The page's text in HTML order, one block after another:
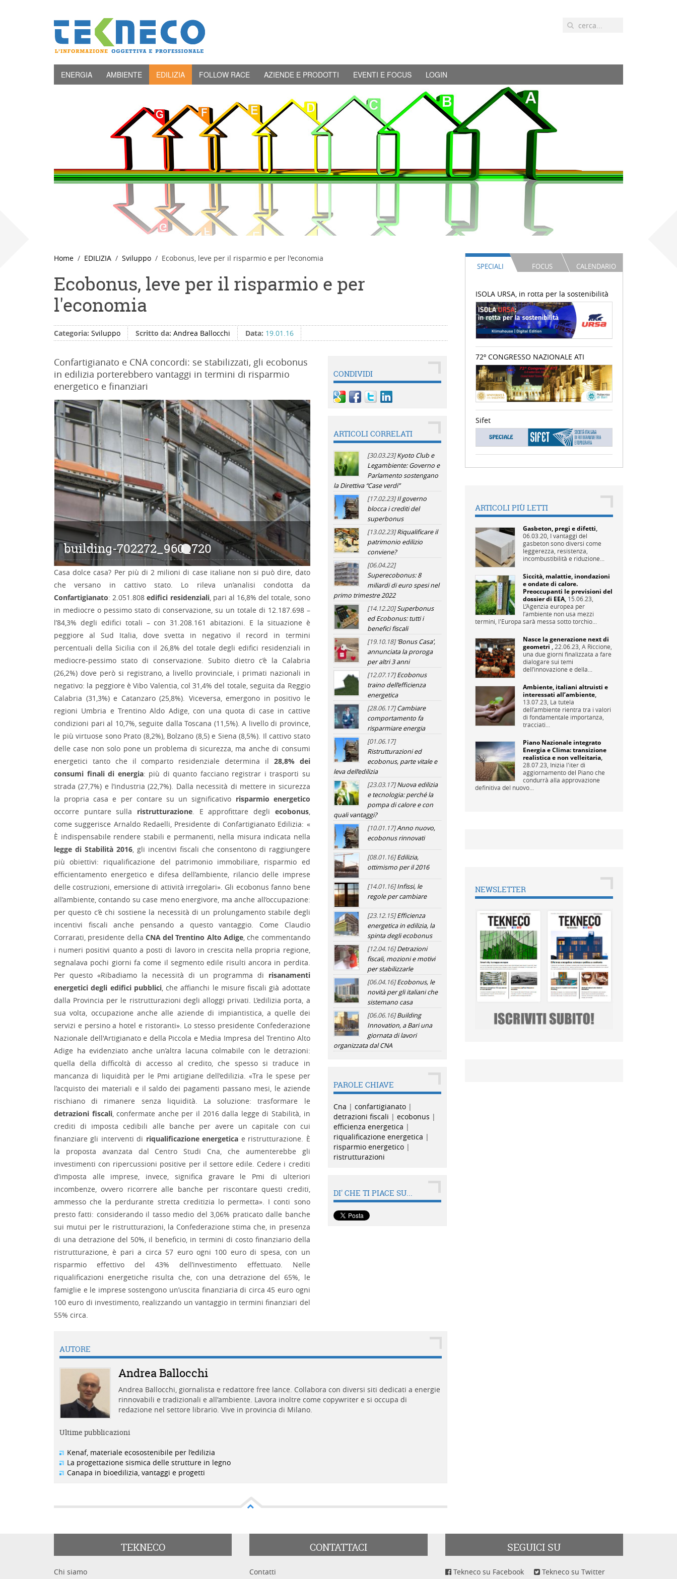
ENERGIA AMBIENTE EDILIZIA FOLLOW RACE AZIENDE E PRODOTTI EVENTI E FOCUS LOGIN
Home EDILIZIA Sviluppo Ecobonus, leve per il risparmio e per l'economia
Ecobonus, leve per il risparmio e per
l'economia
Categoria: Sviluppo Scritto da: Andrea Ballocchi Data: 19.01.16
Confartigianato e CNA concordi: se stabilizzati, gli ecobonus
in edilizia porterebbero vantaggi in termini di risparmio
energetico e finanziari
building-702272_960_720building-702272_960_720
Casa dolce casa? Per più di 2 milioni di case italiane non si può dire, dato
che versano in cattivo stato. Lo rileva un’analisi condotta da
Confartigianato: 2.051.808edifici residenziali, pari al 16,8% del totale, sono
in mediocre o pessimo stato di conservazione, su un totale di 12.187.698 –
l’84,3% degli edifici totali – con 31.208.161 abitazioni. E la situazione è
peggiore al Sud Italia, dove svetta in negativo il record in termini
percentuali della Sicilia con il 26,8% del totale degli edifici residenziali in
mediocre-pessimo stato di conservazione. Subito dietro c’è la Calabria
(26,2%) dove però si registrano, a livello provinciale, i primati nazionali in
negativo: la peggiore è Vibo Valentia, col 31,4% del totale, seguita da Reggio
Calabria (31,3%) e Catanzaro (25,8%). Viceversa, emergono in positivo le
regioni Umbria e Trentino Aldo Adige, con una quota di case in cattive
condizioni pari al 10,7%, seguite dalla Toscana (11,5%). A livello di province,
le più virtuose sono Prato (8,2%), Bolzano (8,5) e Siena (8,5%). Il cattivo stato
delle case non solo pone un problema di sicurezza, ma anche di consumi
energetici tanto che il comparto residenziale determina il 28,8% dei
consumi finali di energia: più di quanto facciano registrar i trasporti su
strada (27,7%) e l’industria (22,7%). Dalla necessità di mettere in sicurezza
la propria casa e per contare su un significativo risparmio energetico
occorre puntare sulla ristrutturazione. E approfittare degli ecobonus,
come suggerisce Arnaldo Redaelli, Presidente di Confartigianato Edilizia: «
È indispensabile rendere stabili e permanenti, nella misura indicata nella
legge di Stabilità 2016, gli incentivi fiscali che consentono di raggiungere
più obiettivi: riqualificazione del patrimonio immobiliare, risparmio ed
efficientamento energetico e difesa dell’ambiente, rilancio delle imprese
delle costruzioni, emersione di attività irregolari». Gli ecobonus fanno bene
all’ambiente, contando su case meno energivore, ma anche all’occupazione:
per questo c’è chi sostiene la necessità di un prolungamento stabile degli
incentivi fiscali anche pensando a questo vantaggio. Come Claudio
Corrarati, presidente della CNA del Trentino Alto Adige, che commentando
i numeri positivi quanto a posti di lavoro in crescita nella propria regione,
segnalava pochi giorni fa come il segmento edile risulti ancora in perdita.
Per questo «Ribadiamo la necessità di un programma di risanamenti
energetici degli edifici pubblici, che affianchi le misure fiscali già adottate
dalla Provincia per le ristrutturazioni degli alloggi privati. L’edilizia porta, a
sua volta, occupazione anche alle aziende di impiantistica, a quelle dei
servizi e persino a hotel e ristoranti». Lo stesso presidente Confederazione
Nazionale dell'Artigianato e della Piccola e Media Impresa del Trentino Alto
Adige ha evidenziato anche un’altra lacuna colmabile con le detrazioni:
quella della difficoltà di accesso al credito, che spesso si traduce in
mancanza di liquidità per le Pmi artigiane dell’edilizia. «Tra le spese per
l’acquisto dei materiali e il saldo dei pagamenti passano mesi, le aziende
rischiano di rimanere senza liquidità. La soluzione: trasformare le
detrazioni fiscali, confermate anche per il 2016 dalla legge di Stabilità, in
crediti di imposta cedibili alle banche per avere un capitale con cui
finanziare gli interventi di riqualificazione energetica e ristrutturazione. È
la proposta avanzata dal Centro Studi Cna, che aumenterebbe gli
investimenti con ripercussioni positive per il settore edile. Cedere i crediti
d’imposta alle imprese, invece, significa gravare le Pmi di ulteriori
incombenze, ovvero ricorrere alle banche per riscontare questi crediti,
ammesso che la perdurante stretta creditizia lo permetta». I conti sono
presto fatti: considerando il tasso medio del 3,06% praticato dalle banche
sui mutui per le ristrutturazioni, la Confederazione stima che, in presenza
di una detrazione del 50%, il beneficio, in termini di costo finanziario della
ristrutturazione, è pari a circa 57 euro ogni 100 euro di spesa, con un
risparmio effettivo del 43% dell’investimento effettuato. Nelle
riqualificazioni energetiche risulta che, con una detrazione del 65%, le
famiglie e le imprese sostengono un’uscita finanziaria di circa 45 euro ogni
100 euro di investimento, realizzando un vantaggio in termini finanziari del
55% circa.
CONDIVIDI
ARTICOLI CORRELATI
[30.03.23]Kyoto Club e
Legambiente: Governo e
Parlamento sostengano
la Direttiva “Case verdi”
[17.02.23]Il governo
blocca i crediti del
superbonus
[13.02.23]Riqualificare il
patrimonio edilizio
conviene?
[06.04.22]
Superecobonus: 8
miliardi di euro spesi nel
primo trimestre 2022
[14.12.20]Superbonus
ed Ecobonus: tutti i
benefici fiscali
[19.10.18]‘Bonus Casa’,
annunciata la proroga
per altri 3 anni
[12.07.17]Ecobonus
traino dell’efficienza
energetica
[28.06.17]Cambiare
comportamento fa
risparmiare energia
[01.06.17]
Ristrutturazioni ed
ecobonus, parte vitale e
leva dell’edilizia
[23.03.17]Nuova edilizia
e tecnologia: perché la
pompa di calore e con
quali vantaggi?
[10.01.17]Anno nuovo,
ecobonus rinnovati
[08.01.16]Edilizia,
ottimismo per il 2016
[14.01.16]Infissi, le
regole per cambiare
[23.12.15]Efficienza
energetica in edilizia, la
spinta degli ecobonus
[12.04.16]Detrazioni
fiscali, mozioni e motivi
per stabilizzarle
[06.04.16]Ecobonus, le
novità per gli italiani che
sistemano casa
[06.06.16]Building
Innovation, a Bari una
giornata di lavori
organizzata dal CNA
PAROLE CHIAVE
Cna | confartigianato|
detrazioni fiscali | ecobonus |
efficienza energetica |
riqualificazione energetica |
risparmio energetico|
ristrutturazioni
DI' CHE TI PIACE SU...
AUTORE
Andrea Ballocchi
Andrea Ballocchi, giornalista e redattore free lance. Collabora con diversi siti dedicati a energie
rinnovabili e tradizionali e all'ambiente. Lavora inoltre come copywriter e si occupa di
redazione nel settore librario. Vive in provincia di Milano.
Ultime pubblicazioni
Kenaf, materiale ecosostenibile per l’edilizia
La progettazione sismica delle strutture in legno
Canapa in bioedilizia, vantaggi e progetti
SPECIALI FOCUS CALENDARIO
ISOLA URSA, in rotta per la sostenibilità
72º CONGRESSO NAZIONALE ATI
Sifet
ARTICOLI PIÙ LETTI
Gasbeton, pregi e difetti,
06.03.20, I vantaggi del
gasbeton sono diversi come
leggerezza, resistenza,
incombustibilità e riduzione...
Siccità, malattie, inondazioni
e ondate di calore.
Preoccupanti le previsioni del
dossier di EEA, 15.06.23,
L’Agenzia europea per
l’ambiente non usa mezzi
termini, l'Europa sarà messa sotto torchio...
Nasce la generazione next di
geometri , 22.06.23, A Riccione,
una due giorni finalizzata a fare
dialogare sui temi
dell’innovazione e della...
Ambiente, italiani altruisti e
interessati all’ambiente,
13.07.23, La tutela
dell’ambiente rientra tra i valori
di fondamentale importanza,
tracciati...
Piano Nazionale integrato
Energia e Clima: transizione
realistica e non velleitaria,
28.07.23, Inizia l'iter di
aggiornamento del Piano che
condurrà alla approvazione
definitiva del nuovo...
NEWSLETTER
TEKNECO
Chi siamo
CONTATTACI
Contatti
SEGUICI SU
Tekneco su Facebook Tekneco su Twitter